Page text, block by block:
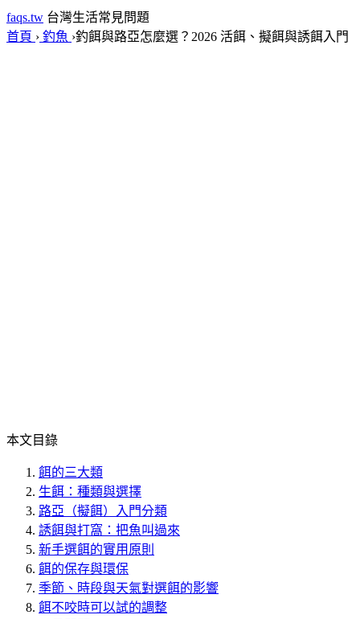
faqs.tw 台灣生活常見問題
首頁 › 釣魚 ›釣餌與路亞怎麼選？2026 活餌、擬餌與誘餌入門
本文目錄
餌的三大類
生餌：種類與選擇
路亞（擬餌）入門分類
誘餌與打窩：把魚叫過來
新手選餌的實用原則
餌的保存與環保
季節、時段與天氣對選餌的影響
餌不咬時可以試的調整